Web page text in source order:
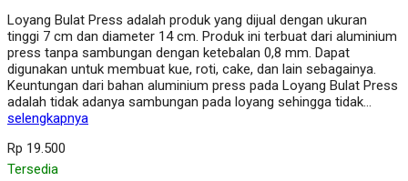
Loyang Bulat Press adalah produk yang dijual dengan ukuran
tinggi 7 cm dan diameter 14 cm. Produk ini terbuat dari aluminium
press tanpa sambungan dengan ketebalan 0,8 mm. Dapat
digunakan untuk membuat kue, roti, cake, dan lain sebagainya.
Keuntungan dari bahan aluminium press pada Loyang Bulat Press
adalah tidak adanya sambungan pada loyang sehingga tidak…
selengkapnya
Rp 19.500
Tersedia